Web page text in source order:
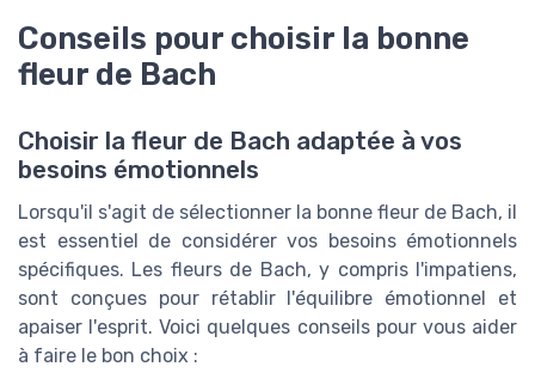
Conseils pour choisir la bonne
fleur de Bach
Choisir la fleur de Bach adaptée à vos
besoins émotionnels
Lorsqu'il s'agit de sélectionner la bonne fleur de Bach, il
est essentiel de considérer vos besoins émotionnels
spécifiques. Les fleurs de Bach, y compris l'impatiens,
sont conçues pour rétablir l'équilibre émotionnel et
apaiser l'esprit. Voici quelques conseils pour vous aider
à faire le bon choix :